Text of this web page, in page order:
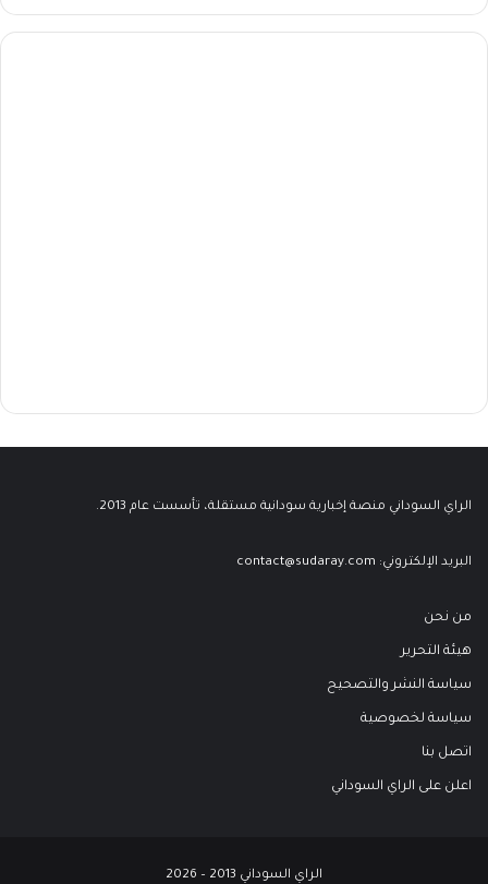
الراي السوداني منصة إخبارية سودانية مستقلة، تأسست عام 2013.
البريد الإلكتروني: contact@sudaray.com
من نحن
هيئة التحرير
سياسة النشر والتصحيح
سياسة لخصوصية
اتصل بنا
اعلن على الراي السوداني
الراي السوداني 2013 – 2026